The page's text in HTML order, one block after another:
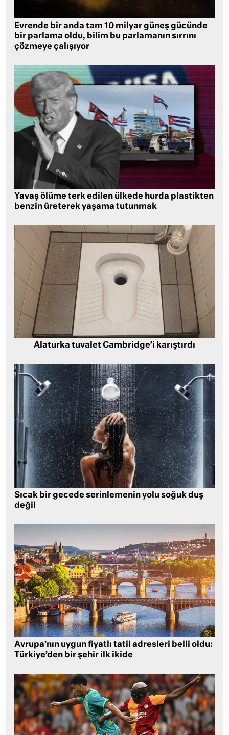
Evrende bir anda tam 10 milyar güneş gücünde
bir parlama oldu, bilim bu parlamanın sırrını
çözmeye çalışıyor
Yavaş ölüme terk edilen ülkede hurda plastikten
benzin üreterek yaşama tutunmak
Alaturka tuvalet Cambridge’i karıştırdı
Sıcak bir gecede serinlemenin yolu soğuk duş
değil
Avrupa’nın uygun fiyatlı tatil adresleri belli oldu:
Türkiye’den bir şehir ilk ikide